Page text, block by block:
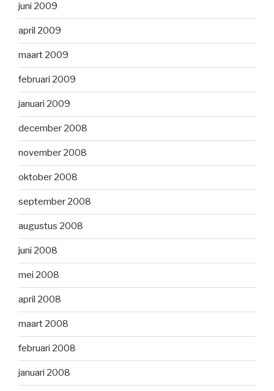
juni 2009
april 2009
maart 2009
februari 2009
januari 2009
december 2008
november 2008
oktober 2008
september 2008
augustus 2008
juni 2008
mei 2008
april 2008
maart 2008
februari 2008
januari 2008